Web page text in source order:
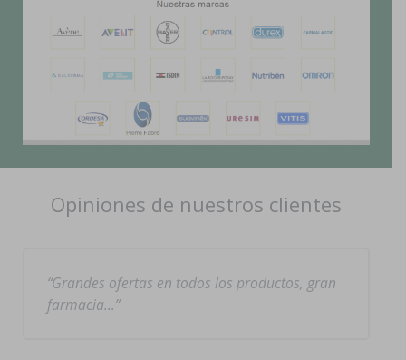
Opiniones de nuestros clientes
Grandes ofertas en todos los productos, gran
farmacia…